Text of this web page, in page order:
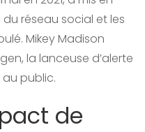
réseau social et les
Mikey Madison
la lanceuse d’alerte
public.
de